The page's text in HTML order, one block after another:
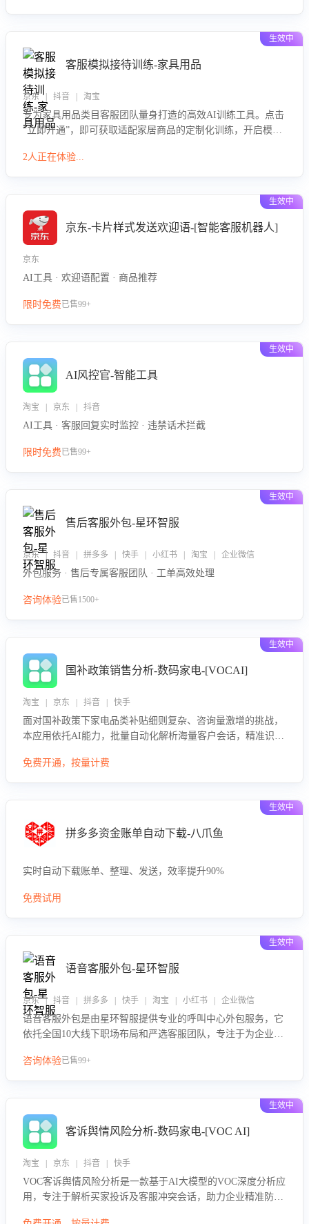
生效中
客服模拟接待训练-家具用品
京东 | 抖音 | 淘宝
专为家具用品类目客服团队量身打造的高效AI训练工具。点击
“立即开通”，即可获取适配家居商品的定制化训练，开启模拟
参数咨询等高频场景下的专业应对能力。
2人正在体验...
生效中
京东-卡片样式发送欢迎语-[智能客服机器人]
京东
AI工具 · 欢迎语配置 · 商品推荐
限时免费已售99+
生效中
AI风控官-智能工具
淘宝 | 京东 | 抖音
AI工具 · 客服回复实时监控 · 违禁话术拦截
限时免费已售99+
生效中
售后客服外包-星环智服
京东 | 抖音 | 拼多多 | 快手 | 小红书 | 淘宝 | 企业微信
外包服务 · 售后专属客服团队 · 工单高效处理
咨询体验已售1500+
生效中
国补政策销售分析-数码家电-[VOCAI]
淘宝 | 京东 | 抖音 | 快手
面对国补政策下家电品类补贴细则复杂、咨询量激增的挑战，
本应用依托AI能力，批量自动化解析海量客户会话，精准识别
向，深度洞察决策动因。同时全面评估客服团队政策解读准确
免费开通，按量计费
生效中
拼多多资金账单自动下载-八爪鱼
实时自动下载账单、整理、发送，效率提升90%
免费试用
生效中
语音客服外包-星环智服
京东 | 抖音 | 拼多多 | 快手 | 淘宝 | 小红书 | 企业微信
语音客服外包是由星环智服提供专业的呼叫中心外包服务，它
依托全国10大线下职场布局和严选客服团队，专注于为企业提
队和智能工具提升语音客服服务效率和质量，帮助企业实现降
咨询体验已售99+
生效中
客诉舆情风险分析-数码家电-[VOC AI]
淘宝 | 京东 | 抖音 | 快手
VOC客诉舆情风险分析是一款基于AI大模型的VOC深度分析应
用，专注于解析买家投诉及客服冲突会话，助力企业精准防控